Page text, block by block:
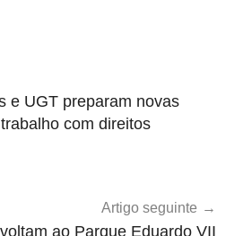
e UGT preparam novas
com direitos
Artigo seguinte
ao Parque Eduardo VII